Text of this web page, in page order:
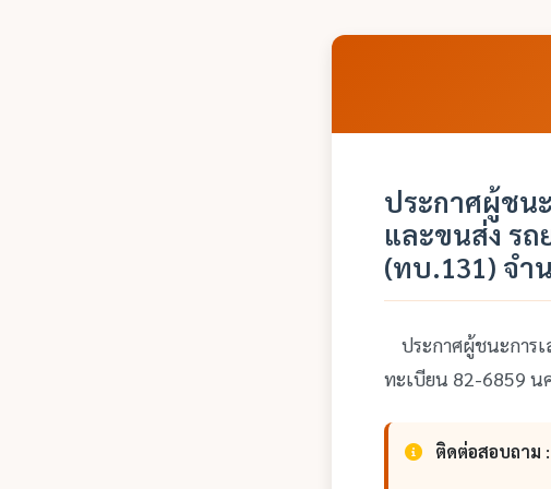
ประกาศผู้ชน
และขนส่ง รถ
(ทบ.131) จำ
ประกาศผู้ชนะการ
ทะเบียน 82-6859 นค
ติดต่อสอบถาม :